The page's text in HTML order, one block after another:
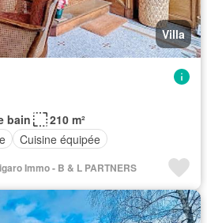
Villa
bain
210 m²
Cuisine équipée
Immo - B & L PARTNERS